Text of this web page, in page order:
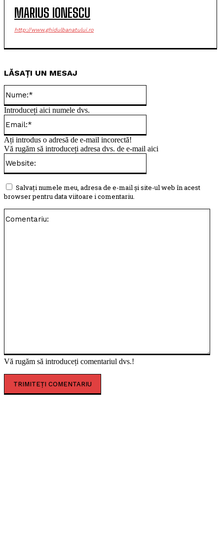
MARIUS IONESCU
http://www.ghidulbanatului.ro
LĂSAȚI UN MESAJ
Vă rugăm să introduceți comentariul dvs.!
Introduceți aici numele dvs.
Ați introdus o adresă de e-mail incorectă!
Vă rugăm să introduceți adresa dvs. de e-mail aici
Salvați numele meu, adresa de e-mail și site-ul web în acest
browser pentru data viitoare i comentariu.